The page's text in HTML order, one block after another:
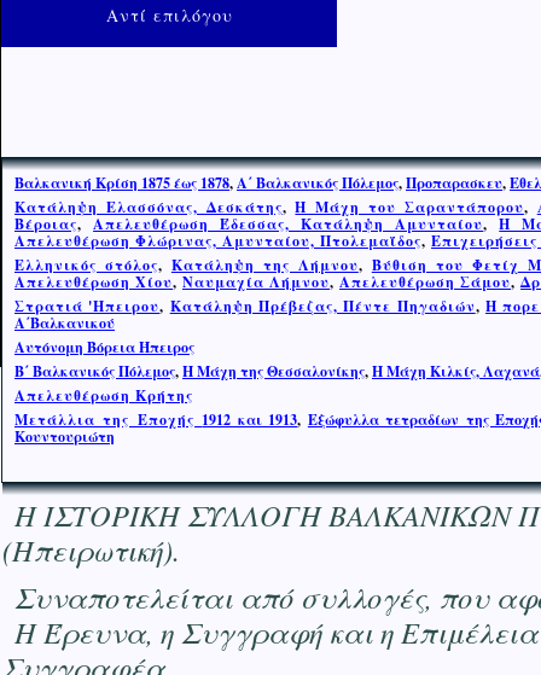
Αντί επιλόγου
Βαλκανική Κρίση 1875 έως 1878,Α΄ Βαλκανικός Πόλεμος,Προπαρασκευ,
Κατάληψη Ελασσόνας, Δεσκάτης,Η Μάχη του Σαραντάπορου,
Βέροιας,Απελευθέρωση Έδεσσας, Κατάληψη Αμυνταίου,Η
Απελευθέρωση Φλώρινας, Αμυνταίου, Πτολεμαΐδος,
Ελληνικός στόλος, Κατάληψη της Λήμνου, Βύθιση του Φετίχ
Απελευθέρωση Χίου, Ναυμαχία Λήμνου, Απελευθέρωση Σάμου,
Στρατιά 'Ηπειρου, Κατάληψη Πρέβεζας, Πέντε Πηγαδιών,Η
Α΄Βαλκανικού
Αυτόνομη Βόρεια Ήπειρος
Β΄ Βαλκανικός Πόλεμος,Η Μάχη της Θεσσαλονίκης,Η Μάχη Κιλκίς, Λαχανά
Απελευθέρωση Κρήτης
Μετάλλια της Εποχής 1912 και 1913, Εξώφυλλα τετραδίων της
Κουντουριώτη
Η ΙΣΤΟΡΙΚΗ ΣΥΛΛΟΓΗ ΒΑΛΚΑΝΙΚΩΝ
(Ηπειρωτική).
Συναποτελείται από συλλογές, που
Η Έρευνα, η Συγγραφή και η